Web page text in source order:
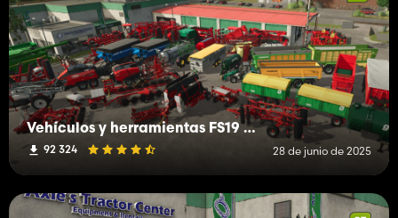
Vehículos y herramientas FS19 (H-K)
92 324 28 de junio de 2025